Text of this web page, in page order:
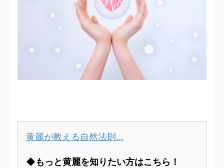
黄麗が教える自然法則…
◆もっと黄麗を知りたい方はこちら！